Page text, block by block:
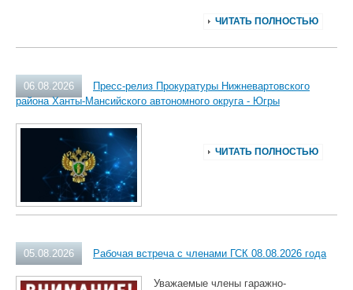
ЧИТАТЬ ПОЛНОСТЬЮ
06.08.2026
Пресс-релиз Прокуратуры Нижневартовского
района Ханты-Мансийского автономного округа - Югры
ЧИТАТЬ ПОЛНОСТЬЮ
05.08.2026 Рабочая встреча с членами ГСК 08.08.2026 года
Уважаемые члены гаражно-